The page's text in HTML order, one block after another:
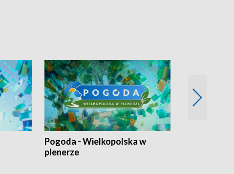
Pogoda - Wielkopolska w
plenerze